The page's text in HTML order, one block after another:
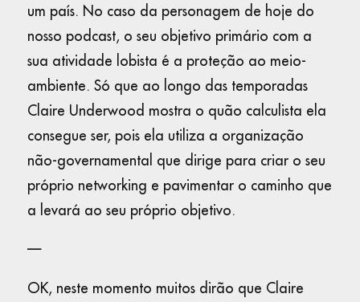
um país. No caso da personagem de hoje do
nosso podcast, o seu objetivo primário com a
sua atividade lobista é a proteção ao meio-
ambiente. Só que ao longo das temporadas
Claire Underwood mostra o quão calculista ela
consegue ser, pois ela utiliza a organização
não-governamental que dirige para criar o seu
próprio networking e pavimentar o caminho que
a levará ao seu próprio objetivo.
—
OK, neste momento muitos dirão que Claire